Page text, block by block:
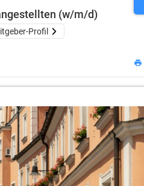
(w/m/d)
Profil